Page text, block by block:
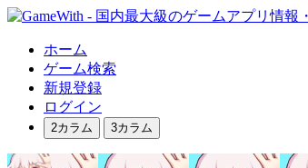
ホーム
ゲーム検索
新規登録
ログイン
2カラム 3カラム